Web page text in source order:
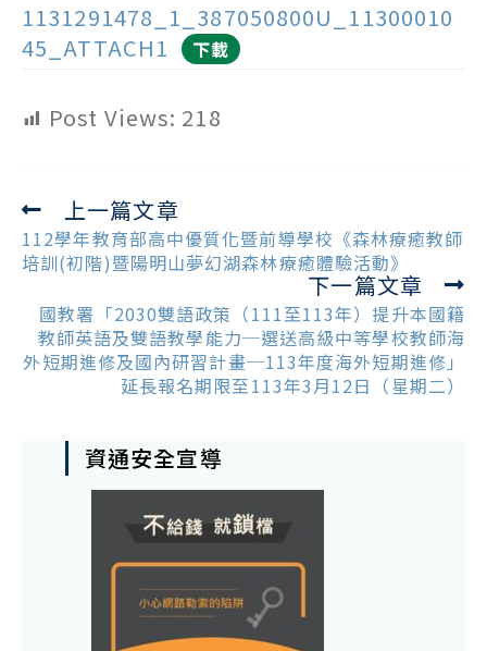
1131291478_1_387050800U_11300010
45_ATTACH1
下載
Post Views: 218
Read
more
articles
上一篇文章
112學年教育部高中優質化暨前導學校《森林療癒教師
培訓(初階)暨陽明山夢幻湖森林療癒體驗活動》
下一篇文章
國教署「2030雙語政策（111至113年）提升本國籍
教師英語及雙語教學能力─選送高級中等學校教師海
外短期進修及國內研習計畫─113年度海外短期進修」
延長報名期限至113年3月12日（星期二）
資通安全宣導